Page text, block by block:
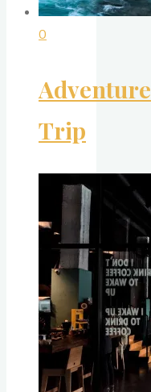
0
Adventure
Trip